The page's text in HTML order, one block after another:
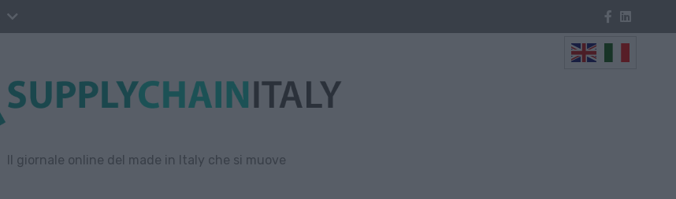
Il giornale online del made in Italy che si muove